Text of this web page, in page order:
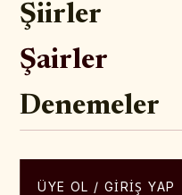
Şiirler
Şairler
Denemeler
ÜYE OL / GIRIŞ YAP